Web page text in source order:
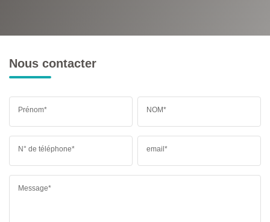
Nous contacter
Prénom* NOM*
N° de téléphone* email*
Message*